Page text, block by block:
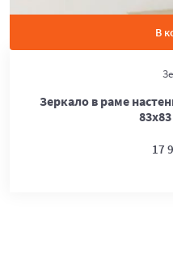
В
Зеркало в раме
17